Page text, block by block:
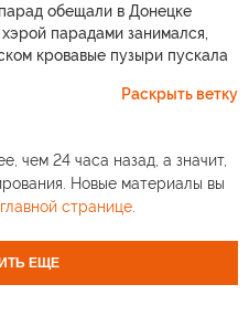
обещали в Донецке
парадами занимался,
кровавые пузыри пускала
Раскрыть ветку
чем 24 часа назад, а значит,
Новые материалы вы
главной странице.
ЕЩЕ